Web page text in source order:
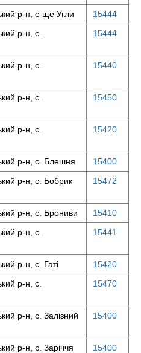
р-н, с-ще Угли
15444
р-н, с.
15444
р-н, с.
15440
р-н, с.
15450
р-н, с.
15420
р-н, с. Блешня
15400
р-н, с. Бобрик
15472
р-н, с. Брониви
15410
р-н, с.
15441
р-н, с. Гаті
15420
р-н, с.
15470
р-н, с. Залізний
15400
р-н, с. Заріччя
15400